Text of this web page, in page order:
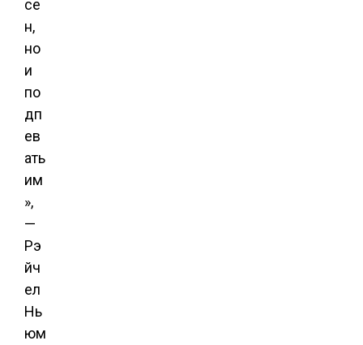
се
н,
но
и
по
дп
ев
ать
им
»,
—
Рэ
йч
ел
Нь
юм